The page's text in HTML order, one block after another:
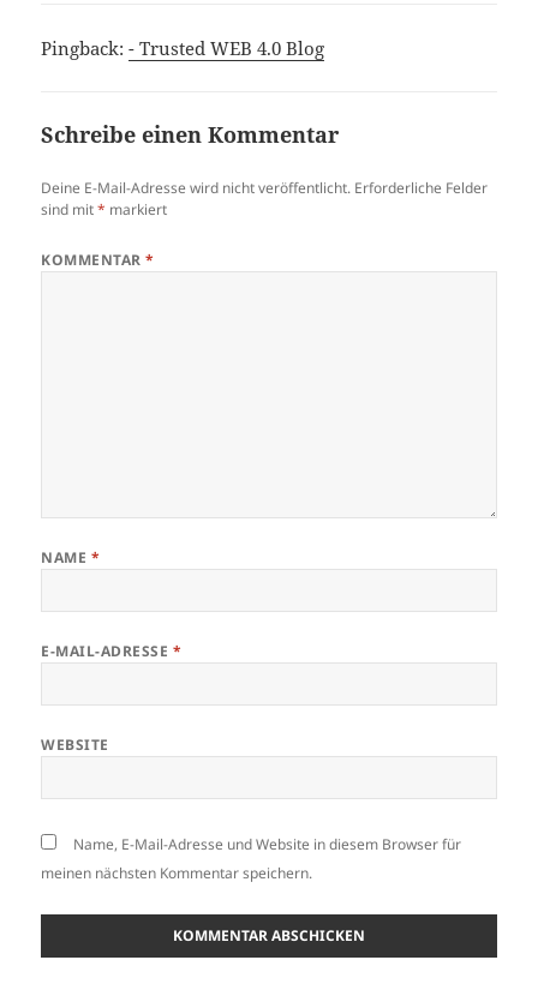
Pingback:- Trusted WEB 4.0 Blog
Schreibe einen Kommentar
Deine E-Mail-Adresse wird nicht veröffentlicht. Erforderliche Felder
sind mit* markiert
KOMMENTAR*
NAME *
E-MAIL-ADRESSE *
WEBSITE
Name, E-Mail-Adresse und Website in diesem Browser für
meinen nächsten Kommentar speichern.